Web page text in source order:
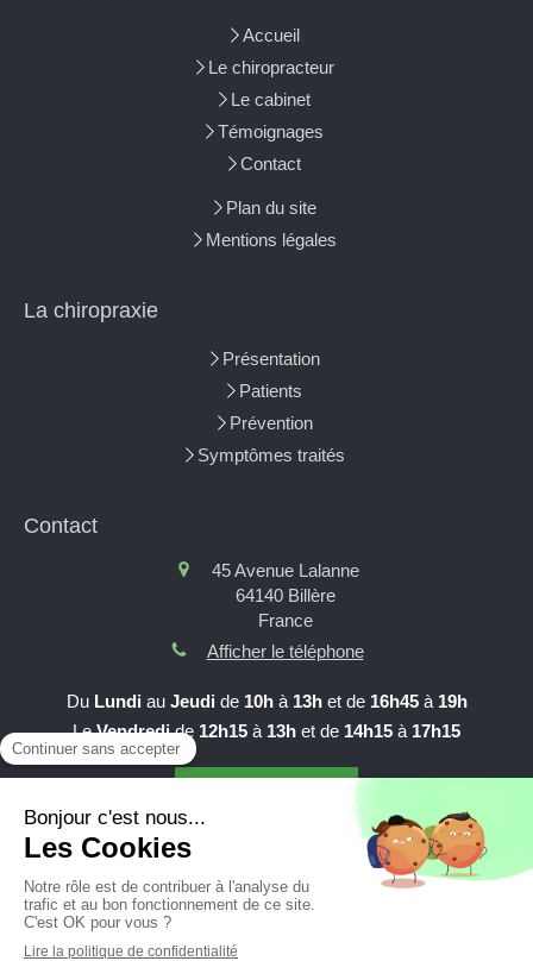
Accueil
Le chiropracteur
Le cabinet
Témoignages
Contact
Plan du site
Mentions légales
La chiropraxie
Présentation
Patients
Prévention
Symptômes traités
Contact
45 Avenue Lalanne
64140 Billère
France
Afficher le téléphone
Du Lundi au Jeudi de 10hà 13het de 16h45à 19h
LeVendredide 12h15 à 13h et de 14h15 à 17h15
Création et référencement du site par Simplébo